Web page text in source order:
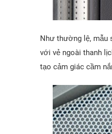
Như thường lệ, mẫu
với vẻ ngoài thanh
tạo cảm giác cầm